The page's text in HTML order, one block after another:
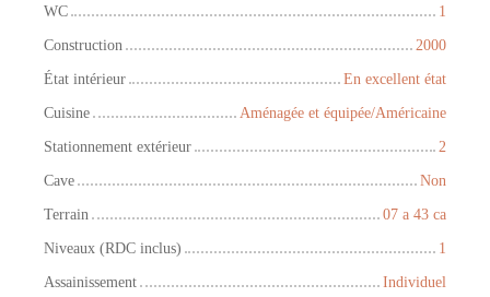
WC
1
Construction
2000
État intérieur
En excellent état
Cuisine
Aménagée et équipée/Américaine
Stationnement extérieur
2
Cave
Non
Terrain
07 a 43 ca
Niveaux (RDC inclus)
1
Assainissement
Individuel